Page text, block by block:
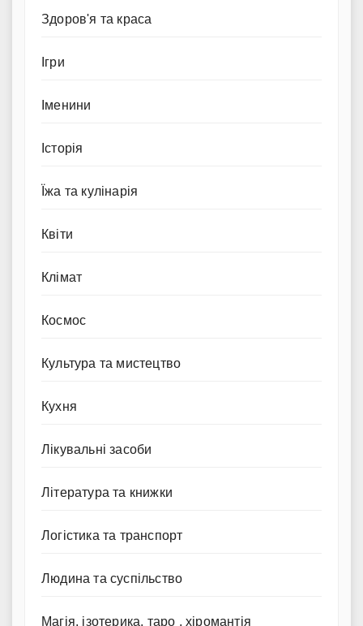
Здоров'я та краса
Ігри
Іменини
Історія
Їжа та кулінарія
Квіти
Клімат
Космос
Культура та мистецтво
Кухня
Лікувальні засоби
Література та книжки
Логістика та транспорт
Людина та суспільство
Магія, ізотерика, таро , хіромантія